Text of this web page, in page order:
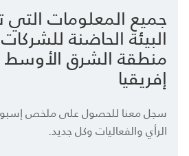
جميع المعلومات التي
البيئة الحاضنة
منطقة الشرق
إفريقيا
سجل معنا للحصول على ملخص
الرأي والفعاليات وكل جديد.